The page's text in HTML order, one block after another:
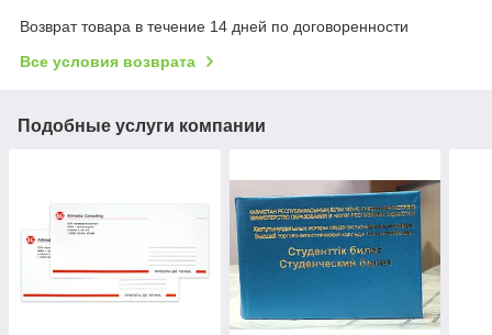
Возврат товара в течение 14 дней по договоренности
Все условия возврата
Подобные услуги компании